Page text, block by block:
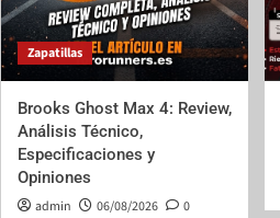
Zapatillas
Brooks Ghost Max 4: Review,
Análisis Técnico,
Especificaciones y
Opiniones
admin 06/08/2026 0